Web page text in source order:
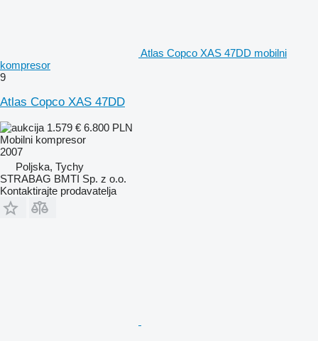
Atlas Copco XAS 47DD mobilni
kompresor
9
Atlas Copco XAS 47DD
1.579 € 6.800 PLN
Mobilni kompresor
2007
Poljska, Tychy
STRABAG BMTI Sp. z o.o.
Kontaktirajte prodavatelja